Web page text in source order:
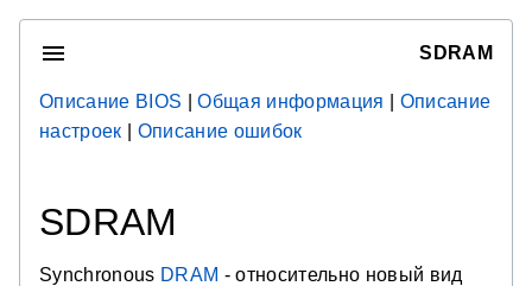
SDRAM
Описание BIOS |Общая информация
Описание
настроек
Описание ошибок
SDRAM
Synchronous DRAM - относительно новый вид